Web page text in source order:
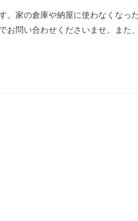
家の倉庫や納屋に使わなくな
お問い合わせくださいませ。ま